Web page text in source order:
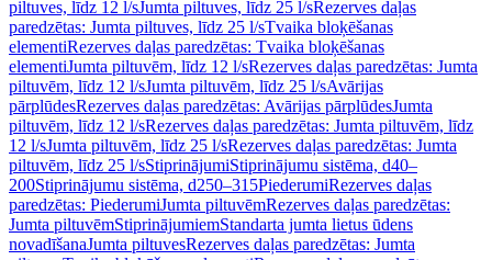
piltuves, līdz 12 l/sJumta piltuves, līdz 25 l/sRezerves daļas
paredzētas: Jumta piltuves, līdz 25 l/sTvaika bloķēšanas
elementiRezerves daļas paredzētas: Tvaika bloķēšanas
elementiJumta piltuvēm, līdz 12 l/sRezerves daļas paredzētas: Jumta
piltuvēm, līdz 12 l/sJumta piltuvēm, līdz 25 l/sAvārijas
pārplūdesRezerves daļas paredzētas: Avārijas pārplūdesJumta
piltuvēm, līdz 12 l/sRezerves daļas paredzētas: Jumta piltuvēm, līdz
12 l/sJumta piltuvēm, līdz 25 l/sRezerves daļas paredzētas: Jumta
piltuvēm, līdz 25 l/sStiprinājumiStiprinājumu sistēma, d40–
200Stiprinājumu sistēma, d250–315PiederumiRezerves daļas
paredzētas: PiederumiJumta piltuvēmRezerves daļas paredzētas:
Jumta piltuvēmStiprinājumiemStandarta jumta lietus ūdens
novadīšanaJumta piltuvesRezerves daļas paredzētas: Jumta